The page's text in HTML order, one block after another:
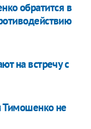
обратится в
на встречу с
Тимошенко не